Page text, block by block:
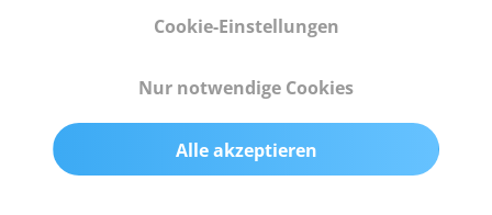
Abmessungen
Gewicht
200 g
Cookie-Einstellungen
Nur notwendige Cookies
Alle akzeptieren